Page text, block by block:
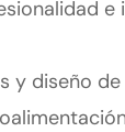
e
y diseño de